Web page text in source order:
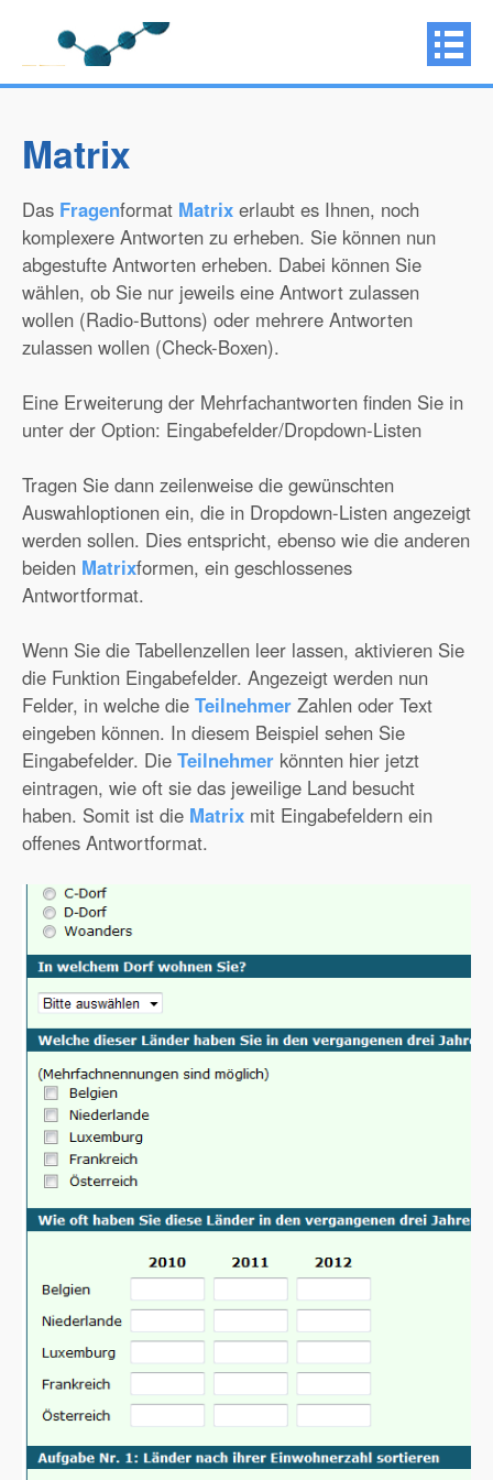
Matrix
Das Fragenformat Matrix erlaubt es Ihnen, noch
komplexere Antworten zu erheben. Sie können nun
abgestufte Antworten erheben. Dabei können Sie
wählen, ob Sie nur jeweils eine Antwort zulassen
wollen (Radio-Buttons) oder mehrere Antworten
zulassen wollen (Check-Boxen).
Eine Erweiterung der Mehrfachantworten finden Sie in
unter der Option: Eingabefelder/Dropdown-Listen
Tragen Sie dann zeilenweise die gewünschten
Auswahloptionen ein, die in Dropdown-Listen angezeigt
werden sollen. Dies entspricht, ebenso wie die anderen
beiden Matrixformen, ein geschlossenes
Antwortformat.
Wenn Sie die Tabellenzellen leer lassen, aktivieren Sie
die Funktion Eingabefelder. Angezeigt werden nun
Felder, in welche die Teilnehmer Zahlen oder Text
eingeben können. In diesem Beispiel sehen Sie
Eingabefelder. Die Teilnehmer könnten hier jetzt
eintragen, wie oft sie das jeweilige Land besucht
haben. Somit ist die Matrix mit Eingabefeldern ein
offenes Antwortformat.